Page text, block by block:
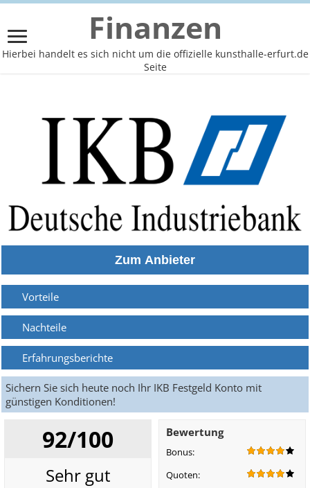
Finanzen
Hierbei handelt es sich nicht um die offizielle kunsthalle-erfurt.de
Seite
Vorteile
Nachteile
Erfahrungsberichte
Sichern Sie sich heute noch Ihr IKB Festgeld Konto mit
günstigen Konditionen!
92/100
Sehr gut
Bewertung
Bonus:
Quoten: